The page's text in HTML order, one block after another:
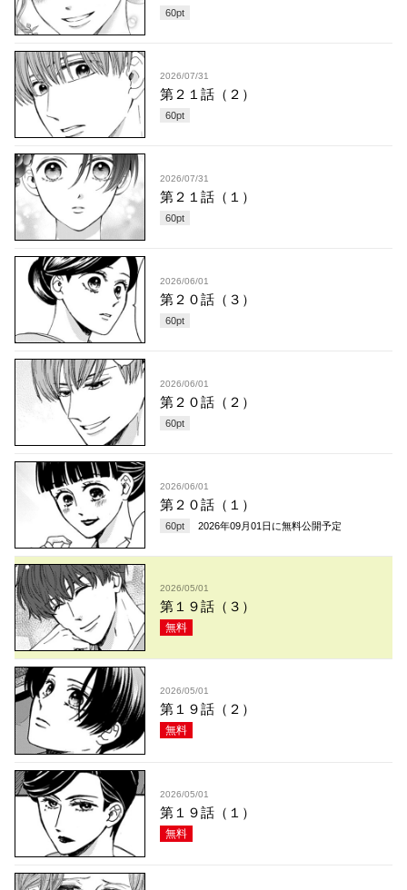
60pt
2026/07/31
第２１話（２）
60pt
2026/07/31
第２１話（１）
60pt
2026/06/01
第２０話（３）
60pt
2026/06/01
第２０話（２）
60pt
2026/06/01
第２０話（１）
60pt 2026年09月01日 に無料公開予定
2026/05/01
第１９話（３）
無料
2026/05/01
第１９話（２）
無料
2026/05/01
第１９話（１）
無料